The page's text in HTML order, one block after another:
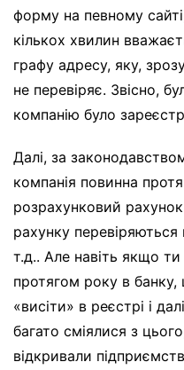
форму на певному
кількох хвилин
графу адресу, яку,
не перевіряє. Звісно,
компанію було
Далі, за
компанія повинна
розрахунковий
рахунку перевіряються
т.д.. Але навіть якщо
протягом року в
«висіти» в реєстрі і
багато сміялися з
відкривали